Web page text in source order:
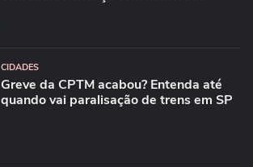
CIDADES
Greve da CPTM acabou? Entenda até
quando vai paralisação de trens em SP